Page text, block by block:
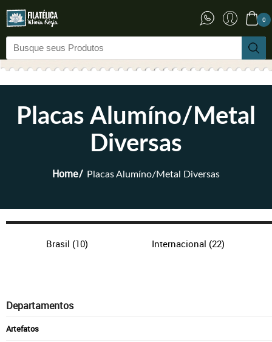
0
Placas Alumíno/Metal
Diversas
Home Placas Alumíno/Metal Diversas
Brasil (10) Internacional (22)
Departamentos
Artefatos